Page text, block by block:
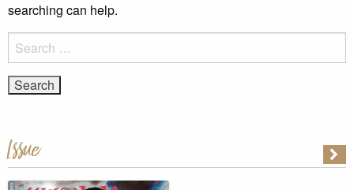
searching can help.
Search
for:
Issue